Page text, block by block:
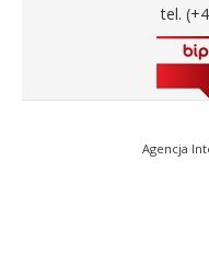
tel.
Agencja